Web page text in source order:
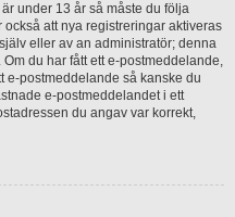
under 13 år så måste du följa
att nya registreringar aktiveras
eller av an administratör; denna
du har fått ett e-postmeddelande,
e-postmeddelande så kanske du
e-postmeddelandet i ett
du angav var korrekt,